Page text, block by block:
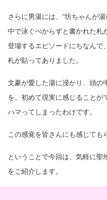
さらに男湯には、“坊ちゃんが
中で泳ぐべからずと書かれた札
登場するエピソードにちなんで
札が貼ってありました。
文豪が愛した湯に浸かり、頭の
を、初めて現実に感じることが
ハマってしまったわけです。
この感覚を皆さんにも感じても
ということで今回は、気軽に聖
をご紹介します。